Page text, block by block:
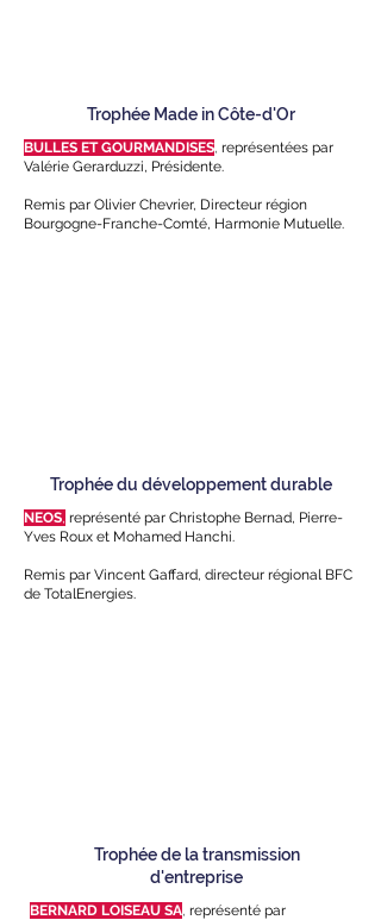
Trophée Made in Côte-d'Or
BULLES ET GOURMANDISES, représentées par
Valérie Gerarduzzi, Présidente.
Remis par Olivier Chevrier, Directeur région
Bourgogne-Franche-Comté, Harmonie Mutuelle.
Trophée du développement durable
NEOS, représenté par Christophe Bernad, Pierre-
Yves Roux et Mohamed Hanchi.
Remis par Vincent Gaffard, directeur régional BFC
de TotalEnergies.
Trophée de la transmission
d'entreprise
BERNARD LOISEAU SA, représenté par